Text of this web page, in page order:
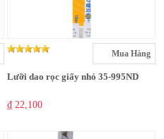
Mua Hàng
Lưỡi dao rọc giấy nhỏ 35-995ND
₫ 22,100